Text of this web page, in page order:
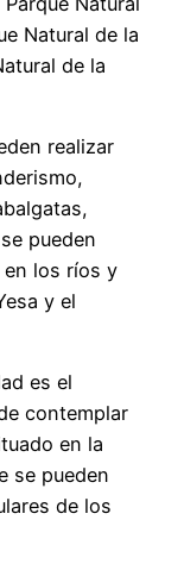
Natural de la
de la
realizar
pueden
los ríos y
y el
es el
contemplar
en la
se pueden
de los